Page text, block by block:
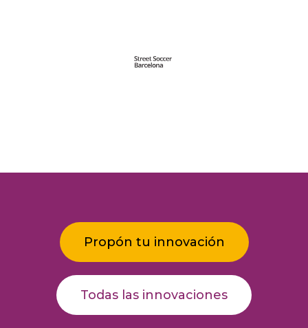
Propón tu innovación
Todas las innovaciones